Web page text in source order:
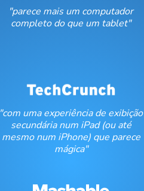
"parece mais um computador
completo do que um tablet"
"com uma experiência de exibição
secundária num iPad (ou até
mesmo num iPhone) que parece
mágica"